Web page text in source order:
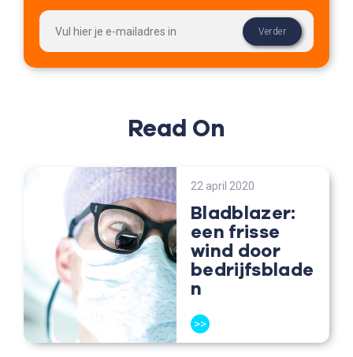
Read On
22 april 2020
Bladblazer:
een frisse
wind door
bedrijfsblade
n
>>